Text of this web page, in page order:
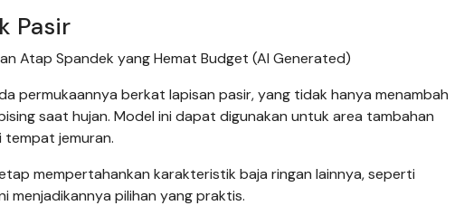
Pasir
Atap Spandek yang Hemat Budget (AI Generated)
permukaannya berkat lapisan pasir, yang tidak hanya menambah
saat hujan. Model ini dapat digunakan untuk area tambahan
jemuran.
mempertahankan karakteristik baja ringan lainnya, seperti
menjadikannya pilihan yang praktis.